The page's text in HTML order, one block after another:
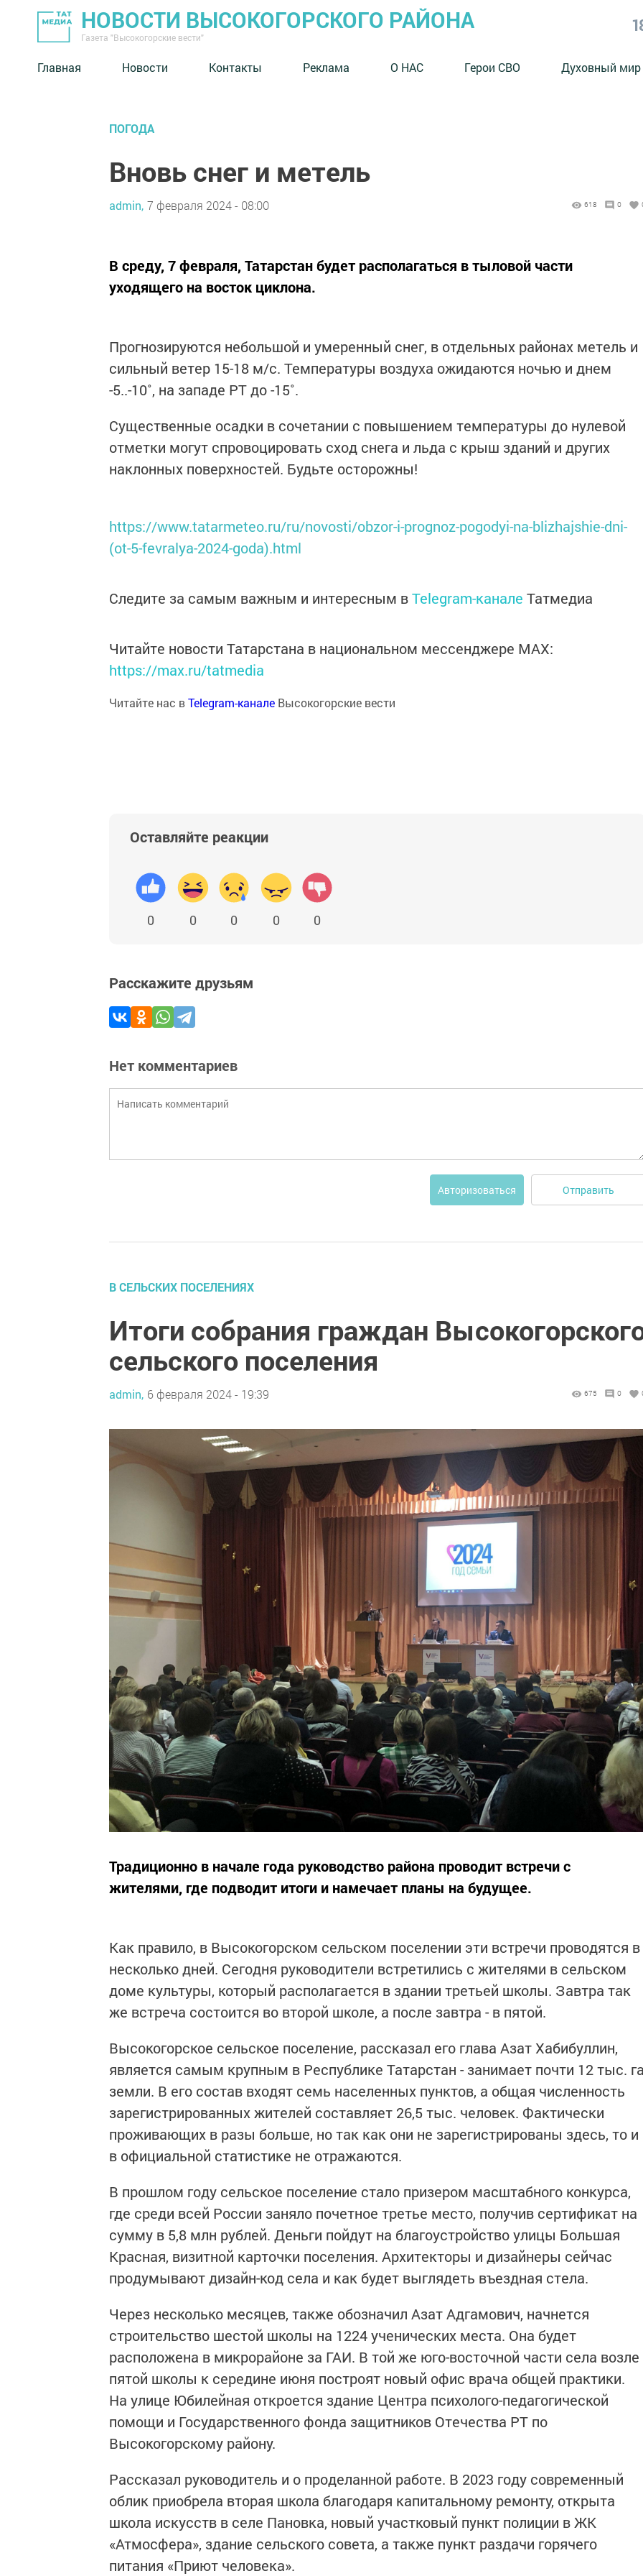
НОВОСТИ ВЫСОКОГОРСКОГО РАЙОНА
Газета "Высокогорские вести"
Главная Новости Контакты Реклама О НАС Герои СВО Духовный мир
ПОГОДА
Вновь снег и метель
admin, 7 февраля 2024 - 08:00 618 0
В среду, 7 февраля, Татарстан будет располагаться в тыловой части
уходящего на восток циклона.
Прогнозируются небольшой и умеренный снег, в отдельных районах метель и
сильный ветер 15-18 м/с. Температуры воздуха ожидаются ночью и днем
-5..-10˚, на западе РТ до -15˚.
Существенные осадки в сочетании с повышением температуры до нулевой
отметки могут спровоцировать сход снега и льда с крыш зданий и других
наклонных поверхностей. Будьте осторожны!
https://www.tatarmeteo.ru/ru/novosti/obzor-i-prognoz-pogodyi-na-blizhajshie-dni-
(ot-5-fevralya-2024-goda).html
Следите за самым важным и интересным вTelegram-канале Татмедиа
Читайте новости Татарстана в национальном мессенджере MАХ:
https://max.ru/tatmedia
Читайте нас вTelegram-канале Высокогорские вести
Оставляйте реакции
0 0 0 0 0
Расскажите друзьям
Нет комментариев
Авторизоваться Отправить
В СЕЛЬСКИХ ПОСЕЛЕНИЯХ
Итоги собрания граждан
сельского поселения
admin, 6 февраля 2024 - 19:39 675 0
Традиционно в начале года руководство района проводит встречи с
жителями, где подводит итоги и намечает планы на будущее.
Как правило, в Высокогорском сельском поселении эти встречи проводятся в
несколько дней. Сегодня руководители встретились с жителями в сельском
доме культуры, который располагается в здании третьей школы. Завтра так
же встреча состоится во второй школе, а после завтра - в пятой.
Высокогорское сельское поселение, рассказал его глава Азат Хабибуллин,
является самым крупным в Республике Татарстан - занимает почти 12 тыс.
земли. В его состав входят семь населенных пунктов, а общая численность
зарегистрированных жителей составляет 26,5 тыс. человек. Фактически
проживающих в разы больше, но так как они не зарегистрированы здесь, то и
в официальной статистике не отражаются.
В прошлом году сельское поселение стало призером масштабного конкурса,
где среди всей России заняло почетное третье место, получив сертификат на
сумму в 5,8 млн рублей. Деньги пойдут на благоустройство улицы Большая
Красная, визитной карточки поселения. Архитекторы и дизайнеры сейчас
продумывают дизайн-код села и как будет выглядеть въездная стела.
Через несколько месяцев, также обозначил Азат Адгамович, начнется
строительство шестой школы на 1224 ученических места. Она будет
расположена в микрорайоне за ГАИ. В той же юго-восточной части села возле
пятой школы к середине июня построят новый офис врача общей практики.
На улице Юбилейная откроется здание Центра психолого-педагогической
помощи и Государственного фонда защитников Отечества РТ по
Высокогорскому району.
Рассказал руководитель и о проделанной работе. В 2023 году современный
облик приобрела вторая школа благодаря капитальному ремонту, открыта
школа искусств в селе Пановка, новый участковый пункт полиции в ЖК
«Атмосфера», здание сельского совета, а также пункт раздачи горячего
питания «Приют человека».